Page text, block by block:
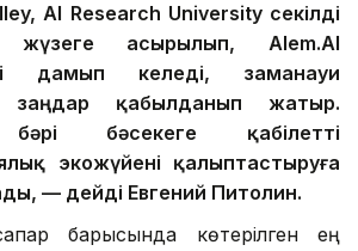
AI Research University секілді
жүзеге асырылып, Alem.AI
дамып келеді, заманауи
заңдар қабылданып жатыр.
бәсекеге қабілетті
экожүйені қалыптастыруға
— дейді Евгений Питолин.
барысында көтерілген ең